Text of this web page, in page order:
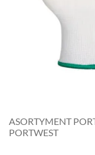
ASORTYMENT
PORTWEST